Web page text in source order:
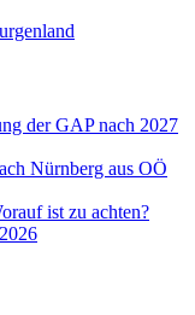
der GAP nach 2027
Nürnberg aus OÖ
ist zu achten?